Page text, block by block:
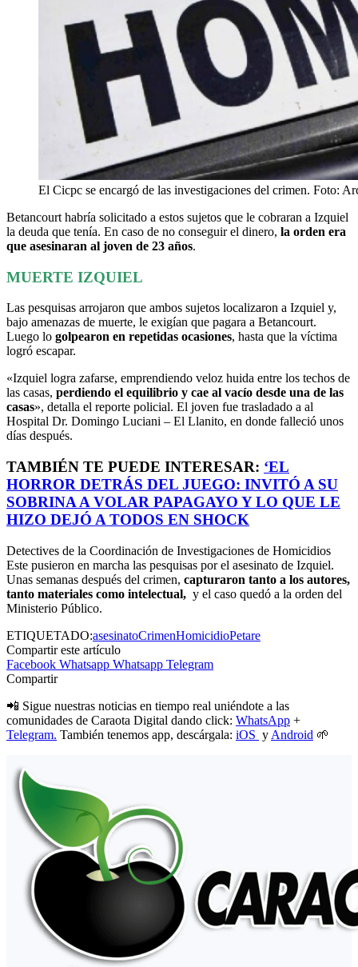
El Cicpc se encargó de las investigaciones del crimen. Foto:
Betancourt habría solicitado a estos sujetos que le cobraran a Izquiel
la deuda que tenía. En caso de no conseguir el dinero, la orden era
que asesinaran al joven de 23 años.
MUERTE IZQUIEL
Las pesquisas arrojaron que ambos sujetos localizaron a Izquiel y,
bajo amenazas de muerte, le exigían que pagara a Betancourt.
Luego lo golpearon en repetidas ocasiones, hasta que la víctima
logró escapar.
«Izquiel logra zafarse, emprendiendo veloz huida entre los techos de
las casas, perdiendo el equilibrio y cae al vacío desde una de las
casas», detalla el reporte policial. El joven fue trasladado a al
Hospital Dr. Domingo Luciani – El Llanito, en donde falleció unos
días después.
TAMBIÉN TE PUEDE INTERESAR: ‘EL
HORROR DETRÁS DEL JUEGO: INVITÓ A SU
SOBRINA A VOLAR PAPAGAYO Y LO QUE LE
HIZO DEJÓ A TODOS EN SHOCK
Detectives de la Coordinación de Investigaciones de Homicidios
Este pusieron en marcha las pesquisas por el asesinato de Izquiel.
Unas semanas después del crimen, capturaron tanto a los autores,
tanto materiales como intelectual, y el caso quedó a la orden del
Ministerio Público.
ETIQUETADO:asesinatoCrimenHomicidioPetare
Compartir este artículo
Facebook Whatsapp Whatsapp Telegram
Compartir
📲 Sigue nuestras noticias en tiempo real uniéndote a las
comunidades de Caraota Digital dando click: WhatsApp +
Telegram. También tenemos app, descárgala: iOS y Android 🌱